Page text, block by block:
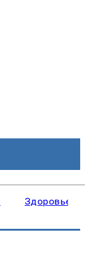
Здоровье